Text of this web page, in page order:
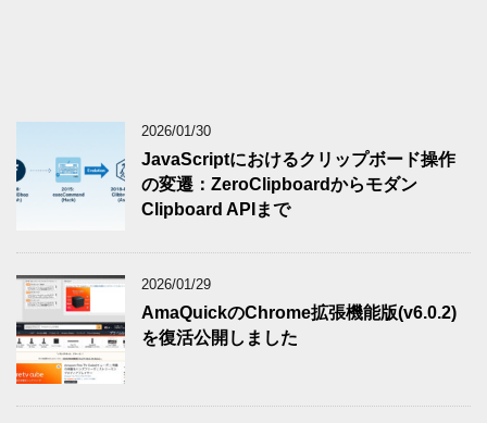
2026/01/30
JavaScriptにおけるクリップボード操作
の変遷：ZeroClipboardからモダン
Clipboard APIまで
2026/01/29
AmaQuickのChrome拡張機能版(v6.0.2)
を復活公開しました